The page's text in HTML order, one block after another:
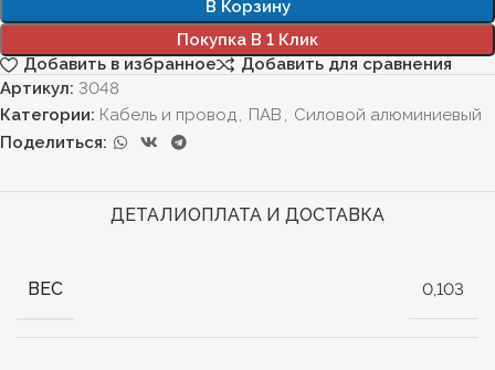
В Корзину
Покупка В 1 Клик
Добавить в избранное
Добавить для сравнения
Артикул: 3048
Категории: Кабель и провод, ПАВ , Силовой алюминиевый
Поделиться:
ДЕТАЛИОПЛАТА И ДОСТАВКА
ВЕС 0,103